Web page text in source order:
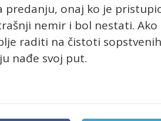
predanju, onaj ko je
nemir i bol nestati. Ako
raditi na čistoti sopstvenih
nađe svoj put.